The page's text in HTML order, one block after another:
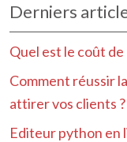
Derniers
Quel est le coût
Comment réussir
attirer vos clients ?
Editeur python en